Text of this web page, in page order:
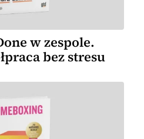
w zespole.
bez stresu